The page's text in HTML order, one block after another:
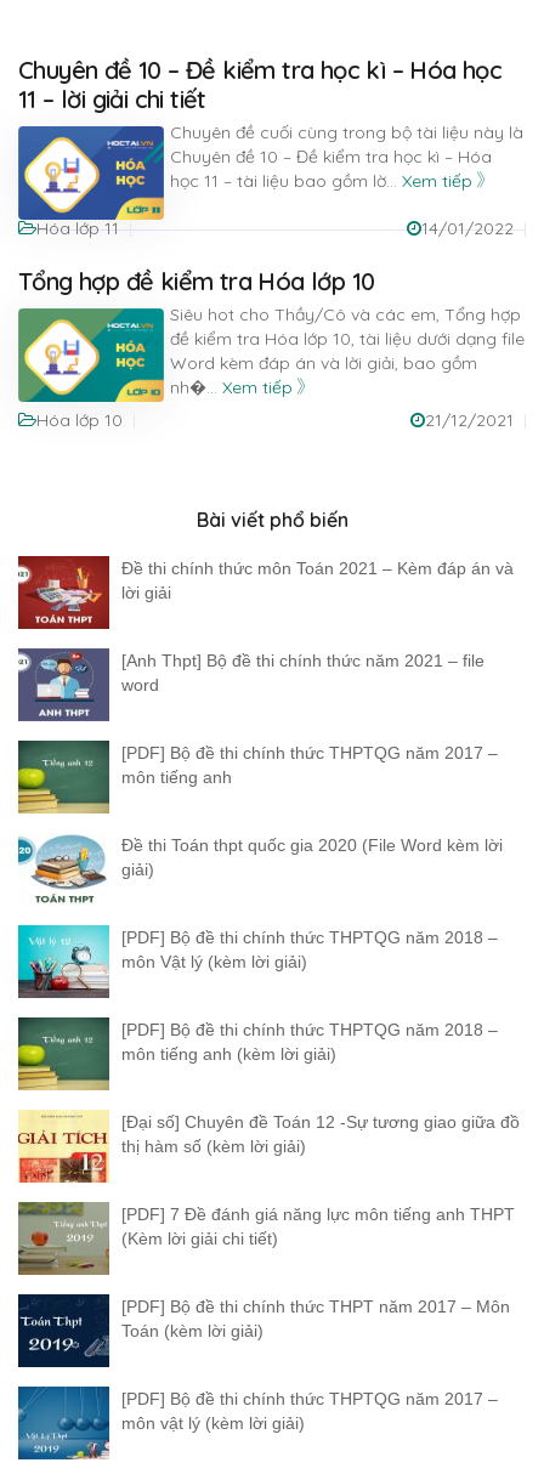
Chuyên đề 10 – Đề kiểm tra học kì – Hóa học
11 – lời giải chi tiết
Chuyên đề cuối cùng trong bộ tài liệu này là
Chuyên đề 10 – Đề kiểm tra học kì – Hóa
học 11 – tài liệu bao gồm lờ... Xem tiếp
Hóa lớp 11 14/01/2022
Tổng hợp đề kiểm tra Hóa lớp 10
Siêu hot cho Thầy/Cô và các em, Tổng hợp
đề kiểm tra Hóa lớp 10, tài liệu dưới dạng file
Word kèm đáp án và lời giải, bao gồm
nh�... Xem tiếp
Hóa lớp 10
21/12/2021
Bài viết phổ biến
Đề thi chính thức môn Toán 2021 – Kèm đáp án và
lời giải
[Anh Thpt] Bộ đề thi chính thức năm 2021 – file
word
[PDF] Bộ đề thi chính thức THPTQG năm 2017 –
môn tiếng anh
Đề thi Toán thpt quốc gia 2020 (File Word kèm lời
giải)
[PDF] Bộ đề thi chính thức THPTQG năm 2018 –
môn Vật lý (kèm lời giải)
[PDF] Bộ đề thi chính thức THPTQG năm 2018 –
môn tiếng anh (kèm lời giải)
[Đại số] Chuyên đề Toán 12 -Sự tương giao giữa đồ
thị hàm số (kèm lời giải)
[PDF] 7 Đề đánh giá năng lực môn tiếng anh THPT
(Kèm lời giải chi tiết)
[PDF] Bộ đề thi chính thức THPT năm 2017 – Môn
Toán (kèm lời giải)
[PDF] Bộ đề thi chính thức THPTQG năm 2017 –
môn vật lý (kèm lời giải)